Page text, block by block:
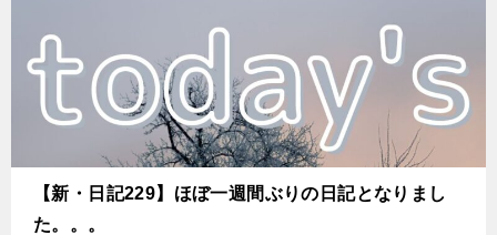
【新・日記229】ほぼ一週間ぶりの日記となりまし
た。。。